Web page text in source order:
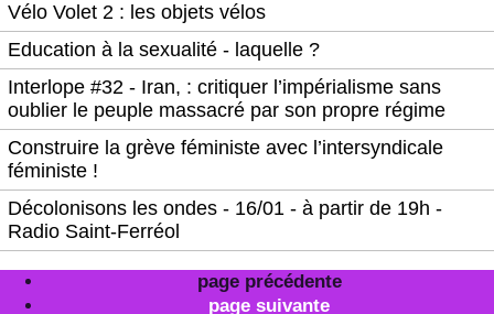
Vélo Volet 2 : les objets vélos
Education à la sexualité - laquelle ?
Interlope #32 - Iran, : critiquer l’impérialisme sans
oublier le peuple massacré par son propre régime
Construire la grève féministe avec l’intersyndicale
féministe !
Décolonisons les ondes - 16/01 - à partir de 19h -
Radio Saint-Ferréol
page précédente
page suivante